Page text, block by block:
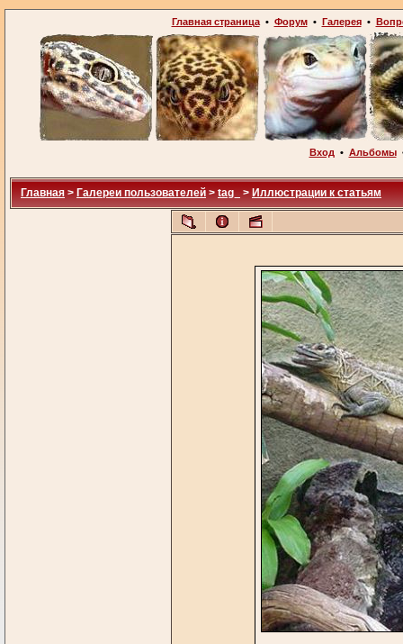
Главная страница• Форум• Галерея•
Вход • Альбомы
Главная > Галереи пользователей > tag_ > Иллюстрации к статьям